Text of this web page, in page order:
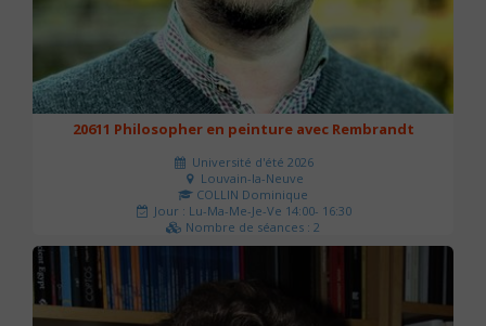
20611 Philosopher en peinture avec Rembrandt
Université d'été 2026
Louvain-la-Neuve
COLLIN Dominique
Jour : Lu-Ma-Me-Je-Ve 14:00- 16:30
Nombre de séances : 2
51 €